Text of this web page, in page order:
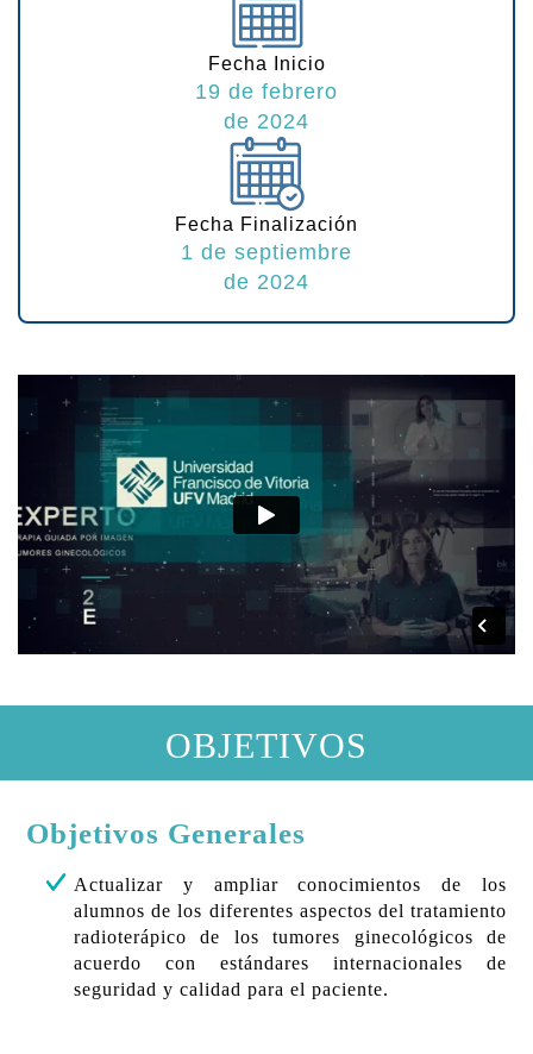
Fecha Inicio
19 de febrero
de 2024
Fecha Finalización
1 de septiembre
de 2024
OBJETIVOS
Objetivos Generales
Actualizar y ampliar conocimientos de los
alumnos de los diferentes aspectos del tratamiento
radioterápico de los tumores ginecológicos de
acuerdo con estándares internacionales de
seguridad y calidad para el paciente.